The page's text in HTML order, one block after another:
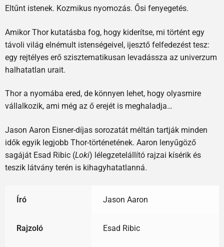
Eltűnt istenek. Kozmikus nyomozás. Ősi fenyegetés.
Amikor Thor kutatásba fog, hogy kiderítse, mi történt egy
távoli világ elnémult istenségeivel, ijesztő felfedezést tesz:
egy rejtélyes erő szisztematikusan levadássza az univerzum
halhatatlan urait.
Thor a nyomába ered, de könnyen lehet, hogy olyasmire
vállalkozik, ami még az ő erejét is meghaladja…
Jason Aaron Eisner-díjas sorozatát méltán tartják minden
idők egyik legjobb Thor-történetének. Aaron lenyűgöző
sagáját Esad Ribic (Loki) lélegzetelállító rajzai kísérik és
teszik látvány terén is kihagyhatatlanná.
Író Jason Aaron
Rajzoló Esad Ribic